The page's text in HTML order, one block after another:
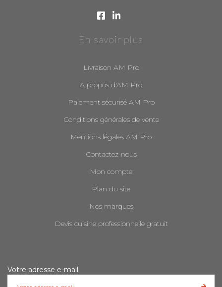
En savoir plus
Livraison AM Pro
A propos d'AM Pro
Paiement sécurisé AM Pro
Conditions générales de vente
Mentions légales AM Pro
Contactez-nous
Mon compte
Plan du site
Nos marques
Devis cuisine professionnelle gratuit
Votre adresse e-mail